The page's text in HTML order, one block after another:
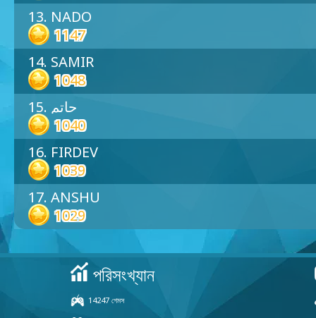
13. NADO
1147
14. SAMIR
1048
15. حاتم
1040
16. FIRDEV
1039
17. ANSHU
1029